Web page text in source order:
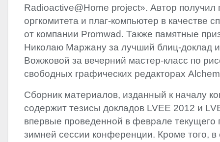
Radioactive@Home project». Автор получил
оргкомитета и плаг-компьютер в качестве
от компании Promwad. Также памятные
Николаю Маржану за лучший блиц-доклад
Вожжовой за вечерний мастер-класс по
свободных графических редакторах
Сборник материалов, изданный к началу
содержит тезисы докладов LVEE 2012 и
впервые проведенной в феврале текущего
зимней сессии конференции. Кроме того,